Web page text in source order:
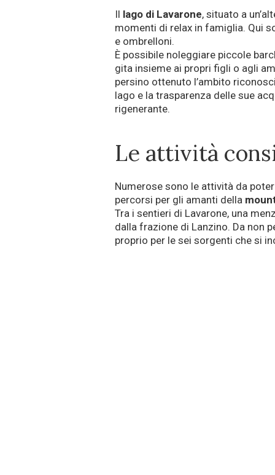
Il lago di Lavarone, situato a
momenti di relax in famiglia. Qui
e ombrelloni.
È possibile noleggiare piccole
gita insieme ai propri figli o agli
persino ottenuto l’ambito
lago e la trasparenza delle sue
rigenerante.
Le attività
Numerose sono le attività da
percorsi per gli amanti della
Tra i sentieri di Lavarone, una
dalla frazione di Lanzino. Da non
proprio per le sei sorgenti che si